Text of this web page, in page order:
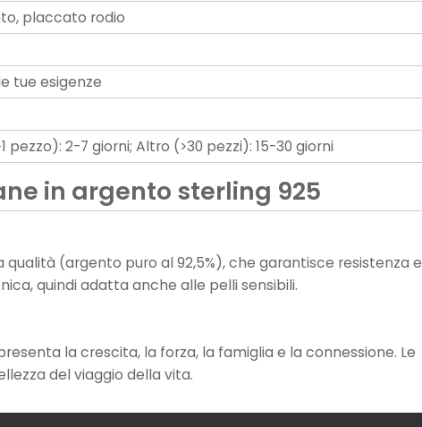
placcato rodio
tue esigenze
pezzo): 2-7 giorni; Altro (>30 pezzi): 15-30 giorni
in argento sterling 925
(argento puro al 92,5%), che garantisce resistenza e
quindi adatta anche alle pelli sensibili.
la crescita, la forza, la famiglia e la connessione. Le
del viaggio della vita.